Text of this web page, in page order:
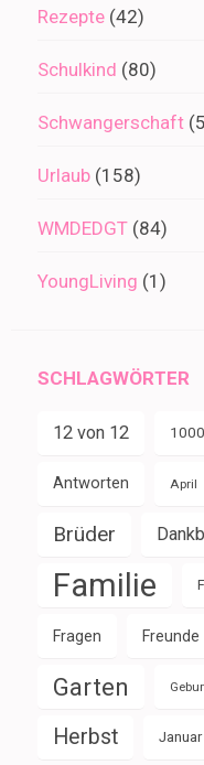
Rezepte (42)
Schulkind (80)
Schwangerschaft
Urlaub (158)
WMDEDGT (84)
YoungLiving (1)
SCHLAGWÖRTER
12 von 12
Antworten April
Brüder
Familie
Fragen Freunde
Garten
Herbst Januar